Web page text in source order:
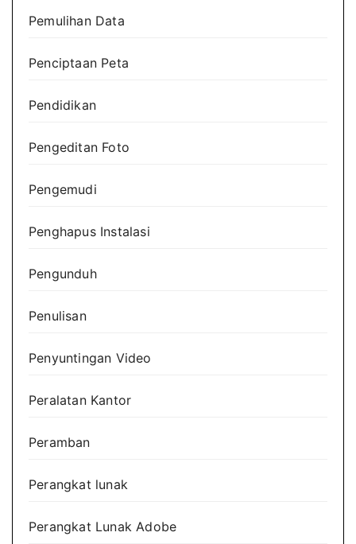
Pemulihan Data
Penciptaan Peta
Pendidikan
Pengeditan Foto
Pengemudi
Penghapus Instalasi
Pengunduh
Penulisan
Penyuntingan Video
Peralatan Kantor
Peramban
Perangkat lunak
Perangkat Lunak Adobe